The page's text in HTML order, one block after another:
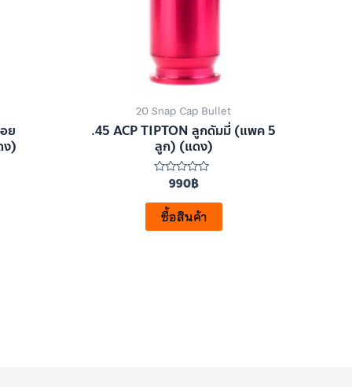
ย
ง)
20 Snap Cap Bullet
.45 ACP TIPTON ลูกดัมมี่ (แพค 5
ลูก) (แดง)
0
ตั้งแต่
1-
5
990฿
ซื้อสินค้า